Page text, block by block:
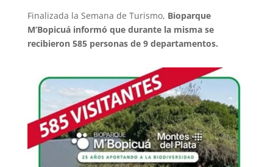
Finalizada la Semana de Turismo, Bioparque
M’Bopicuá informó que durante la misma se
recibieron 585 personas de 9 departamentos.